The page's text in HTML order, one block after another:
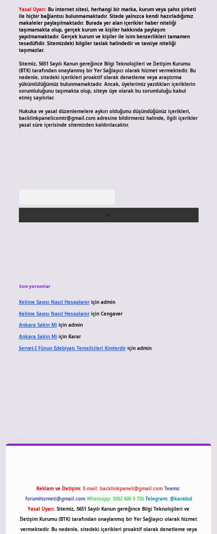
Yasal Uyarı: Bu internet sitesi, herhangi bir marka, kurum veya şahıs şirketi
ile hiçbir bağlantısı bulunmamaktadır. Sitede yalnızca kendi hazırladığımız
makaleler paylaşılmaktadır. Burada yer alan içerikler haber niteliği
taşımamakta olup, gerçek kurum ve kişiler hakkında paylaşım
yapılmamaktadır. Gerçek kurum ve kişiler ile isim benzerlikleri tamamen
tesadüfidir. Sitemizdeki bilgiler taslak halindedir ve tavsiye niteliği
taşımazlar.
Sitemiz, 5651 Sayılı Kanun gereğince Bilgi Teknolojileri ve İletişim Kurumu
(BTK) tarafından onaylanmış bir Yer Sağlayıcı olarak hizmet vermektedir. Bu
nedenle, sitedeki içerikleri proaktif olarak denetleme veya araştırma
yükümlülüğümüz bulunmamaktadır. Ancak, üyelerimiz yazdıkları içeriklerin
sorumluluğunu taşımakta olup, siteye üye olarak bu sorumluluğu kabul
etmiş sayılırlar.
Hukuka ve yasal düzenlemelere aykırı olduğunu düşündüğünüz içerikleri,
backlinkpanelicomtr@gmail.comadresine bildirmeniz halinde, ilgili içerikler
yasal süre içerisinde sitemizden kaldırılacaktır.
Son yorumlar
Kelime Sayısı Nasıl Hesaplanıriçin admin
Kelime Sayısı Nasıl Hesaplanıriçin Cengaver
Ankara Sakin Miiçin admin
Ankara Sakin Miiçin Karar
Servet-I Fünun Edebiyatı Temsilcileri Kimlerdiriçin admin
Reklam ve İletişim: E-mail: backlinkpaneli@gmail.com Teams:
forumhizmeti@gmail.com Whatsapp: 0262 606 0 726 Telegram: @karabul
Yasal Uyarı: Sitemiz, 5651 Sayılı Kanun gereğince Bilgi Teknolojileri ve
İletişim Kurumu (BTK) tarafından onaylanmış bir Yer Sağlayıcı olarak hizmet
vermektedir. Bu nedenle, sitedeki içerikleri proaktif olarak denetleme veya